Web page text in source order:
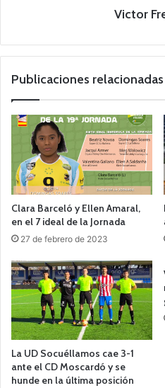
Victor
Publicaciones relacionadas
Clara Barceló y Ellen Amaral,
en el 7 ideal de la Jornada
27 de febrero de 2023
La UD Socuéllamos cae 3-1
ante el CD Moscardó y se
hunde en la última posición